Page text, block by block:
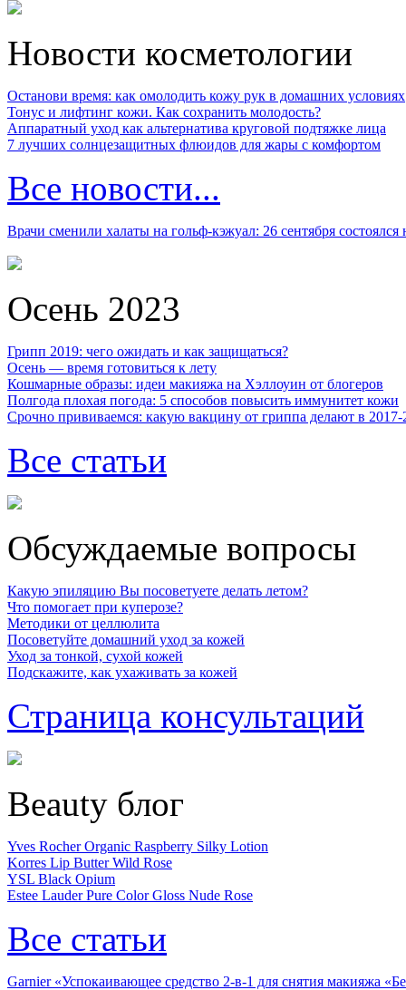
Новости косметологии
Останови время: как омолодить кожу рук в домашних условиях
Тонус и лифтинг кожи. Как сохранить молодость?
Аппаратный уход как альтернатива круговой подтяжке лица
7 лучших солнцезащитных флюидов для жары с комфортом
Все новости...
Врачи сменили халаты на гольф-кэжуал: 26 сентября
Осень 2023
Грипп 2019: чего ожидать и как защищаться?
Осень — время готовиться к лету
Кошмарные образы: идеи макияжа на Хэллоуин от блогеров
Полгода плохая погода: 5 способов повысить иммунитет кожи
Срочно прививаемся: какую вакцину от гриппа делают в 2017-
Все статьи
Обсуждаемые вопросы
Какую эпиляцию Вы посоветуете делать летом?
Что помогает при куперозе?
Методики от целлюлита
Посоветуйте домашний уход за кожей
Уход за тонкой, сухой кожей
Подскажите, как ухаживать за кожей
Страница консультаций
Beauty блог
Yves Rocher Organic Raspberry Silky Lotion
Korres Lip Butter Wild Rose
YSL Black Opium
Estee Lauder Pure Color Gloss Nude Rose
Все статьи
Garnier «Успокаивающее средство 2-в-1 для снятия макияжа